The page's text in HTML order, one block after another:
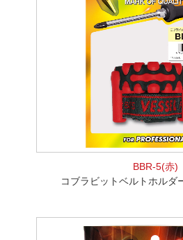
BBR-5(赤)
コブラビットベルトホルダ